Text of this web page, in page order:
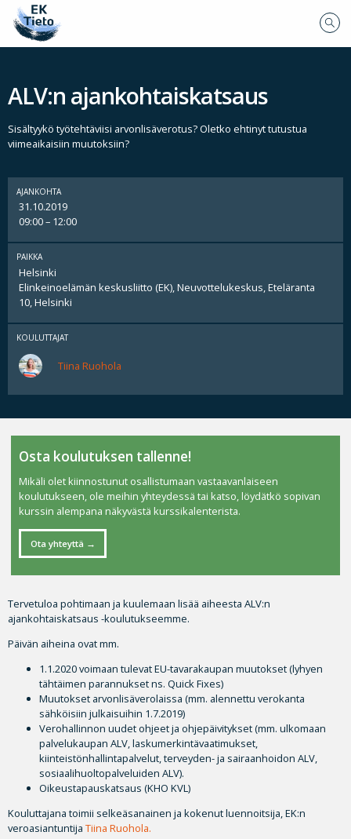
ALV:n ajankohtaiskatsaus
Sisältyykö työtehtäviisi arvonlisäverotus? Oletko ehtinyt tutustua
viimeaikaisiin muutoksiin?
AJANKOHTA
31.10.2019
09:00 – 12:00
PAIKKA
Helsinki
Elinkeinoelämän keskusliitto (EK), Neuvottelukeskus, Eteläranta
10, Helsinki
KOULUTTAJAT
Tiina Ruohola
Tervetuloa pohtimaan ja kuulemaan lisää aiheesta ALV:n
ajankohtaiskatsaus -koulutukseemme.
Päivän aiheina ovat mm.
1.1.2020 voimaan tulevat EU-tavarakaupan muutokset (lyhyen
tähtäimen parannukset ns. Quick Fixes)
Muutokset arvonlisäverolaissa (mm. alennettu verokanta
sähköisiin julkaisuihin 1.7.2019)
Verohallinnon uudet ohjeet ja ohjepäivitykset (mm. ulkomaan
palvelukaupan ALV, laskumerkintävaatimukset,
kiinteistönhallintapalvelut, terveyden- ja sairaanhoidon ALV,
sosiaalihuoltopalveluiden ALV).
Oikeustapauskatsaus (KHO KVL)
Kouluttajana toimii selkeäsanainen ja kokenut luennoitsija, EK:n
veroasiantuntija Tiina Ruohola.
Osta koulutuksen tallenne!
Mikäli olet kiinnostunut osallistumaan vastaavanlaiseen
koulutukseen, ole meihin yhteydessä tai katso, löydätkö sopivan
kurssin alempana näkyvästä kurssikalenterista.
Ota yhteyttä